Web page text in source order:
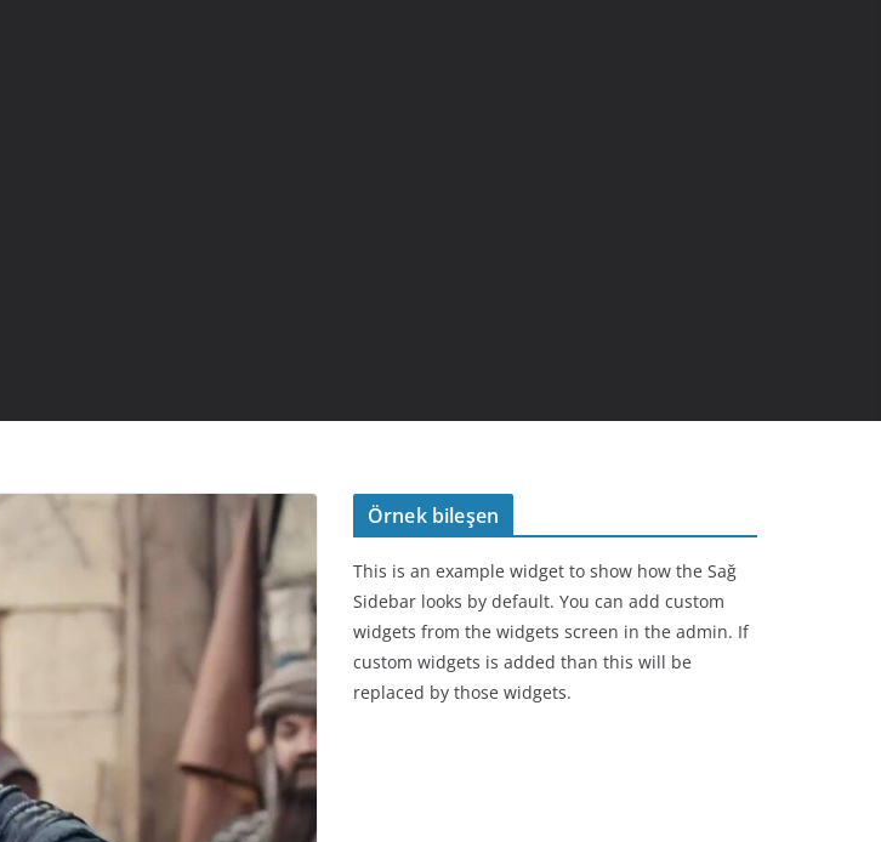
Örnek bileşen
This is an example widget to show how the Sağ
Sidebar looks by default. You can add custom
widgets from the widgets screen in the admin. If
custom widgets is added than this will be
replaced by those widgets.